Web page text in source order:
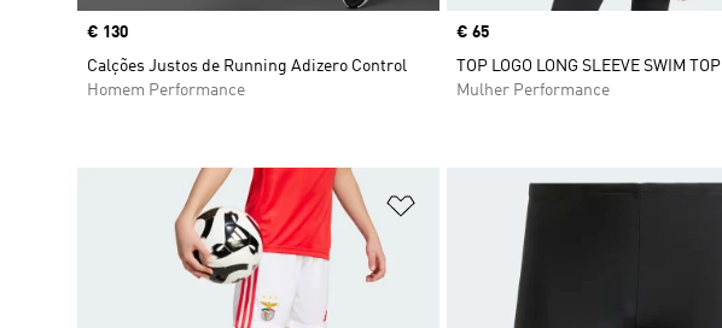
Price
€ 130
Calções Justos de Running Adizero Control
Homem Performance
Price
€ 65
TOP LOGO LONG SLEEVE SWIM TOP
Mulher Performance
Adicionar à Lista de Desejos